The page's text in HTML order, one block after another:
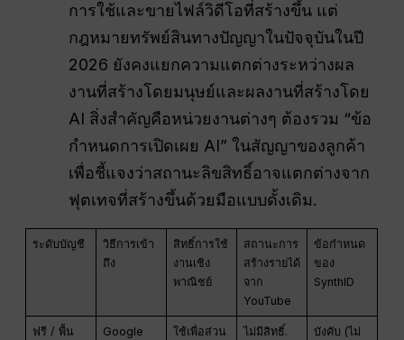
การใช้และขายไฟล์วิดีโอที่สร้างขึ้น แต่
กฎหมายทรัพย์สินทางปัญญาในปัจจุบันในปี
2026 ยังคงแยกความแตกต่างระหว่างผล
งานที่สร้างโดยมนุษย์และผลงานที่สร้างโดย
AI สิ่งสำคัญคือหน่วยงานต่างๆ ต้องรวม “ข้อ
กำหนดการเปิดเผย AI” ในสัญญาของลูกค้า
เพื่อชี้แจงว่าสถานะลิขสิทธิ์อาจแตกต่างจาก
ฟุตเทจที่สร้างขึ้นด้วยมือแบบดั้งเดิม.
ระดับบัญชี
วิธีการเข้า
ถึง
สิทธิ์การใช้
งานเชิง
พาณิชย์
สถานะการ
สร้างรายได้
จาก
YouTube
ข้อกำหนด
ของ
SynthID
ฟรี / พื้น
Google
ใช้เพื่อส่วน
ไม่มีสิทธิ์.
บังคับ (ไม่